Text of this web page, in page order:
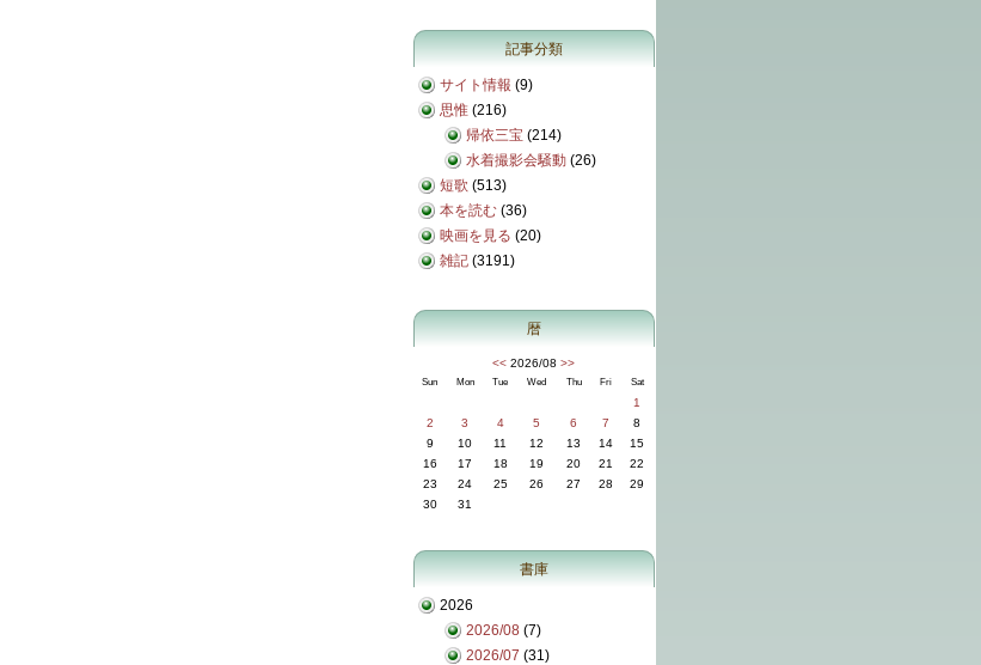
記事分類
サイト情報 (9)
思惟 (216)
帰依三宝 (214)
水着撮影会騒動 (26)
短歌 (513)
本を読む (36)
映画を見る (20)
雑記 (3191)
暦
<< 2026/08 >>
Sun Mon Tue Wed Thu Fri Sat
1
2
3 4 5 6 7
8
9
10 11 12 13 14
15
16
17 18 19 20 21
22
23
24 25 26 27 28
29
30
31
書庫
2026
2026/08 (7)
2026/07 (31)